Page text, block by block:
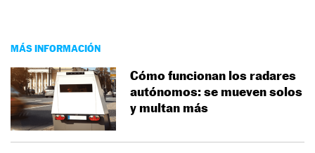
MÁS INFORMACIÓN
Cómo funcionan los radares
autónomos: se mueven solos
y multan más